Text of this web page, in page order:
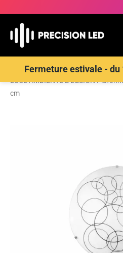
Fermeture estivale - du
Accueil>Boutique>ECLAIRAGE
LUCE AMBIENTE E DESIGN
cm